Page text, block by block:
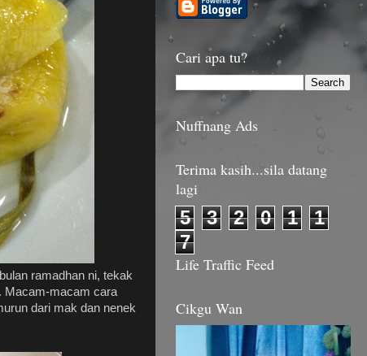
ramadhan ni, tekak
Macam-macam cara
dari mak dan nenek
Cari apa tu?
Nuffnang Ads
Terima kasih...sila datang
lagi
5 3 2 0 1
1
7
Life Traffic Feed
Cikgu Wan